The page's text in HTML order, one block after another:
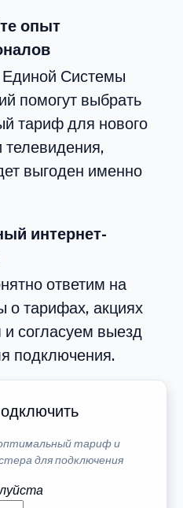
опыт
Системы
помогут выбрать
тариф для нового
телевидения,
выгоден именно
интернет-
ответим на
о тарифах, акциях
и согласуем выезд
подключения.
тариф и
для подключения